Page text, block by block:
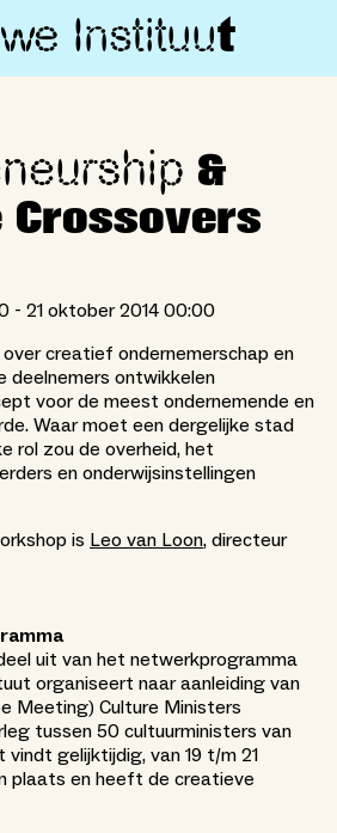
Instituut
&
&
Crossovers
- 21 oktober 2014 00:00
creatief ondernemerschap en
deelnemers ontwikkelen
voor de meest ondernemende en
Waar moet een dergelijke stad
rol zou de overheid, het
en onderwijsinstellingen
is Leo van Loon, directeur
uit van het netwerkprogramma
organiseert naar aanleiding van
Meeting) Culture Ministers
tussen 50 cultuurministers van
gelijktijdig, van 19 t/m 21
plaats en heeft de creatieve